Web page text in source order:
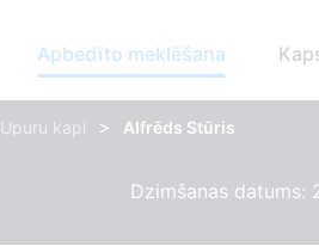
Apbedīto meklēšana
Upuru kapi > Alfrēds Stūris
Dzimšanas datums: